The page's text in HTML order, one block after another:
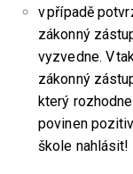
v případě
zákonný
vyzvedne. V
zákonný
který
povinen
škole nahlásit!